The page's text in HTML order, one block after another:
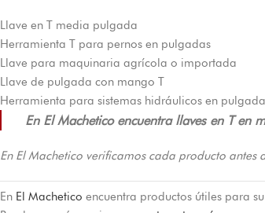
Llave en T media pulgada
Herramienta T para pernos en pulgadas
Llave para maquinaria agrícola o importada
Llave de pulgada con mango T
Herramienta para sistemas hidráulicos en
En El Machetico encuentra llaves en T en
En El Machetico verificamos cada producto
En El Machetico encuentra productos útiles para